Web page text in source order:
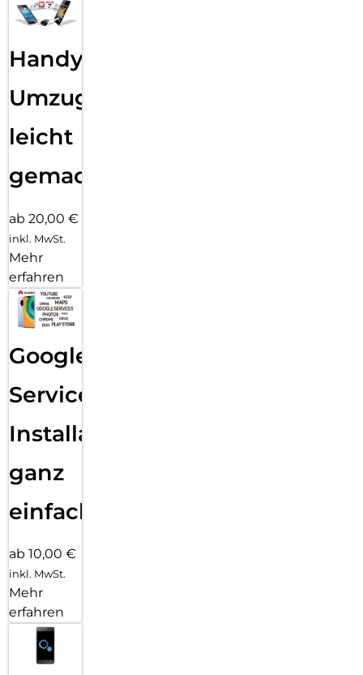
Handy
Umzug
leicht
gemacht!
ab 20,00 €
inkl. MwSt.
Mehr
erfahren
Google
Services
Installation
ganz
einfach
ab 10,00 €
inkl. MwSt.
Mehr
erfahren